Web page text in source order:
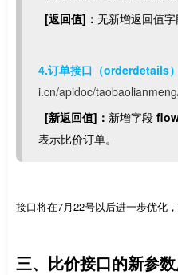
[返回值]： 无新增返回值
4.订单接口（orderdetails
i.cn/apidoc/
[新返回值]： 新增字段
表示比价订单。
接口将在7月22号以后进一步优化
三、比价接口的新参数